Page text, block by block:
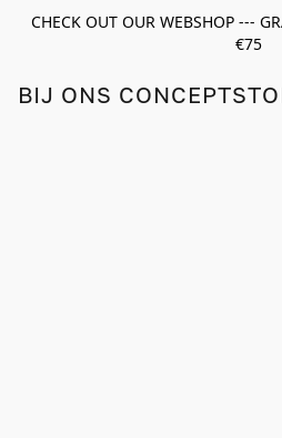
CHECK OUT OUR WEBSHOP ---
€75
BIJ ONS